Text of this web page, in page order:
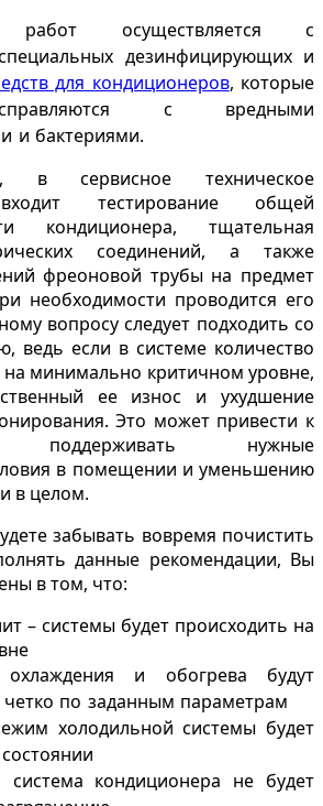
осуществляется с
дезинфицирующих и
для кондиционеров, которые
с вредными
и бактериями.
в сервисное техническое
тестирование общей
кондиционера, тщательная
соединений, а также
фреоновой трубы на предмет
необходимости проводится его
вопросу следует подходить со
ведь если в системе количество
на минимально критичном уровне,
ее износ и ухудшение
Это может привести к
поддерживать нужные
в помещении и уменьшению
в целом.
забывать вовремя почистить
данные рекомендации, Вы
в том, что:
– системы будет происходить на
охлаждения и обогрева будут
по заданным параметрам
холодильной системы будет
система кондиционера не будет